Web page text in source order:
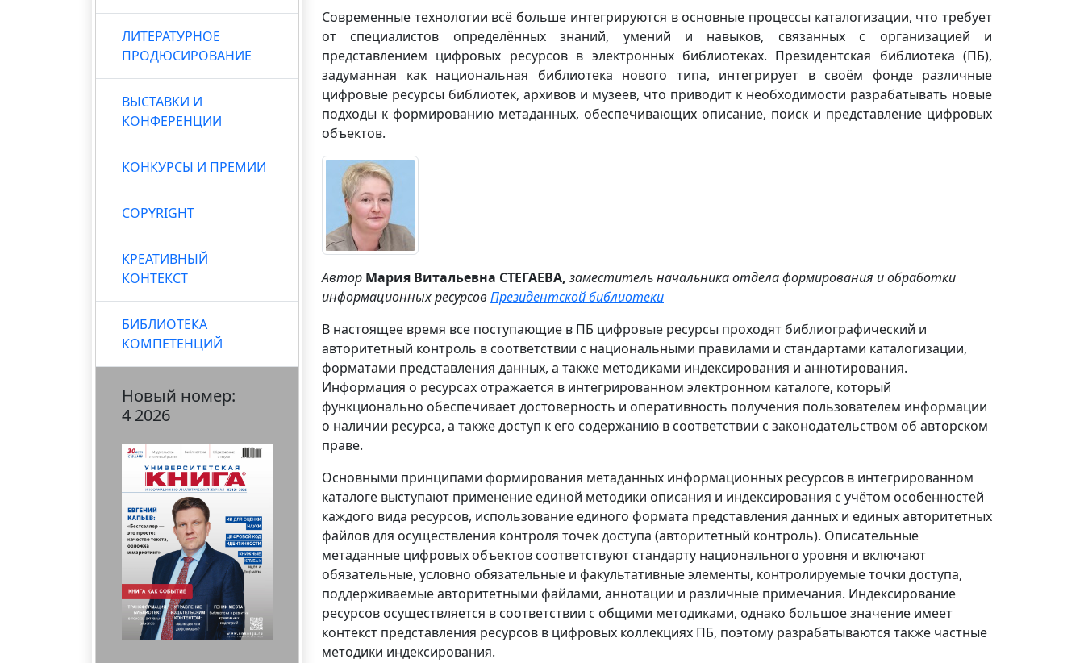
ЛИТЕРАТУРНОЕ
ПРОДЮСИРОВАНИЕ
ВЫСТАВКИ И
КОНФЕРЕНЦИИ
КОНКУРСЫ И ПРЕМИИ
COPYRIGHT
КРЕАТИВНЫЙ
КОНТЕКСТ
БИБЛИОТЕКА
КОМПЕТЕНЦИЙ
Новый номер:
4 2026
Современные технологии всё больше интегрируются в основные процессы каталогизации, что требует
от специалистов определённых знаний, умений и навыков, связанных с организацией и
представлением цифровых ресурсов в электронных библиотеках. Президентская библиотека (ПБ),
задуманная как национальная библиотека нового типа, интегрирует в своём фонде различные
цифровые ресурсы библиотек, архивов и музеев, что приводит к необходимости разрабатывать новые
подходы к формированию метаданных, обеспечивающих описание, поиск и представление цифровых
объектов.
Автор Мария Витальевна СТЕГАЕВА, заместитель начальника отдела формирования и обработки
информационных ресурсовПрезидентской библиотеки
В настоящее время все поступающие в ПБ цифровые ресурсы проходят библиографический и
авторитетный контроль в соответствии с национальными правилами и стандартами каталогизации,
форматами представления данных, а также методиками индексирования и аннотирования.
Информация о ресурсах отражается в интегрированном электронном каталоге, который
функционально обеспечивает достоверность и оперативность получения пользователем информации
о наличии ресурса, а также доступ к его содержанию в соответствии с законодательством об авторском
праве.
Основными принципами формирования метаданных информационных ресурсов в интегрированном
каталоге выступают применение единой методики описания и индексирования с учётом особенностей
каждого вида ресурсов, использование единого формата представления данных и единых авторитетных
файлов для осуществления контроля точек доступа (авторитетный контроль). Описательные
метаданные цифровых объектов соответствуют стандарту национального уровня и включают
обязательные, условно обязательные и факультативные элементы, контролируемые точки доступа,
поддерживаемые авторитетными файлами, аннотации и различные примечания. Индексирование
ресурсов осуществляется в соответствии с общими методиками, однако большое значение имеет
контекст представления ресурсов в цифровых коллекциях ПБ, поэтому разрабатываются также частные
методики индексирования.